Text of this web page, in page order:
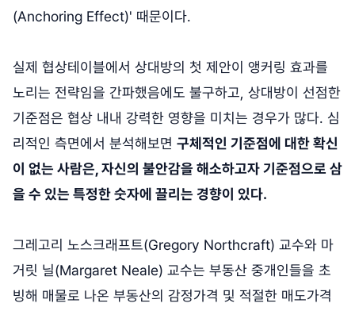
(Anchoring Effect)' 때문이다.
실제 협상테이블에서 상대방의 첫 제안이 앵커링 효과를
노리는 전략임을 간파했음에도 불구하고, 상대방이 선점한
기준점은 협상 내내 강력한 영향을 미치는 경우가 많다. 심
리적인 측면에서 분석해보면 구체적인 기준점에 대한 확신
이 없는 사람은, 자신의 불안감을 해소하고자 기준점으로 삼
을 수 있는 특정한 숫자에 끌리는 경향이 있다.
그레고리 노스크래프트(Gregory Northcraft) 교수와 마
거릿 닐(Margaret Neale) 교수는 부동산 중개인들을 초
빙해 매물로 나온 부동산의 감정가격 및 적절한 매도가격